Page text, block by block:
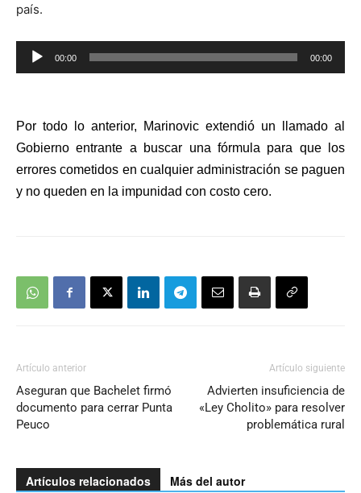
país.
Reproductor
de
00:00 00:00
Por todo lo anterior, Marinovic extendió un llamado al
Gobierno entrante a buscar una fórmula para que los
errores cometidos en cualquier administración se paguen
y no queden en la impunidad con costo cero.
Artículo anterior
Aseguran que Bachelet firmó
documento para cerrar Punta
Peuco
Artículo siguiente
Advierten insuficiencia de
«Ley Cholito» para resolver
problemática rural
Artículos relacionados Más del autor